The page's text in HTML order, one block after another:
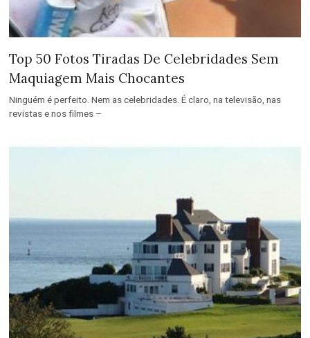
Top 50 Fotos Tiradas De Celebridades Sem
Maquiagem Mais Chocantes
Ninguém é perfeito. Nem as celebridades. É claro, na televisão, nas
revistas e nos filmes –